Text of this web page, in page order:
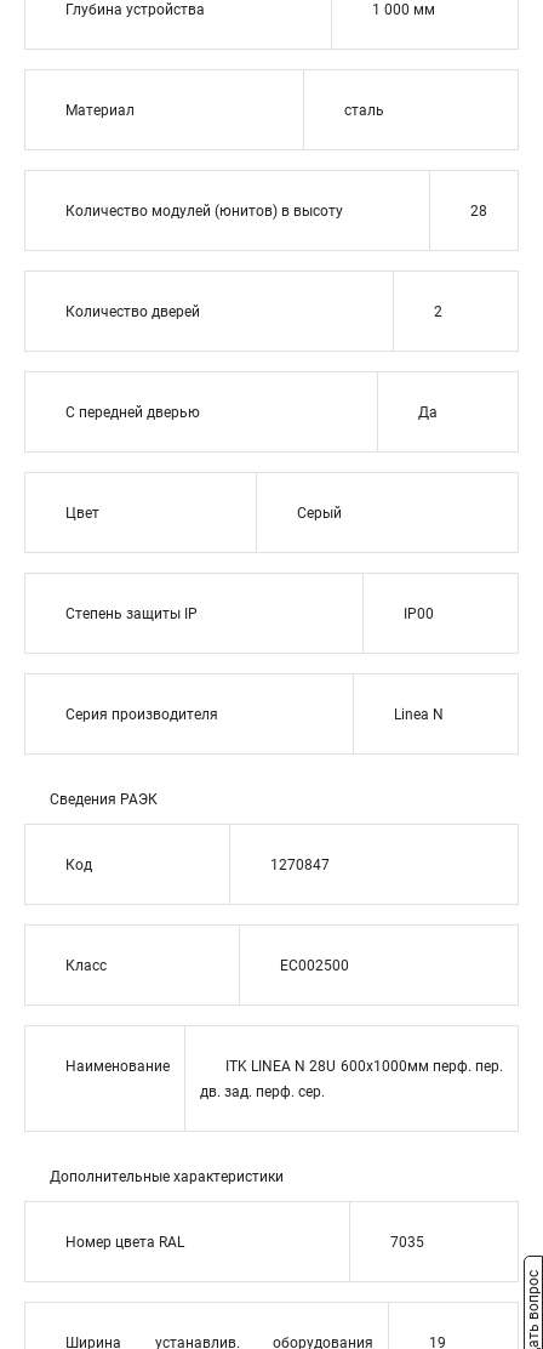
Глубина устройства 1 000 мм
Материал сталь
Количество модулей (юнитов) в высоту 28
Количество дверей 2
С передней дверью Да
Цвет Серый
Степень защиты IP IP00
Серия производителя Linea N
Сведения РАЭК
Код 1270847
Класс EC002500
Наименование
ITK LINEA N 28U 600х1000мм перф. пер.
дв. зад. перф. сер.
Дополнительные характеристики
Номер цвета RAL 7035
Ширина устанавлив. оборудования 19 Задать вопрос